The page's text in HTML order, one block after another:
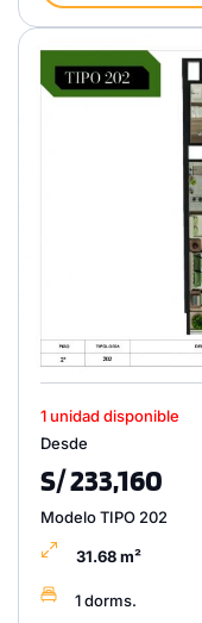
1 unidad disponible
Desde
S/ 233,160
Modelo TIPO 202
31.68 m²
1 dorms.